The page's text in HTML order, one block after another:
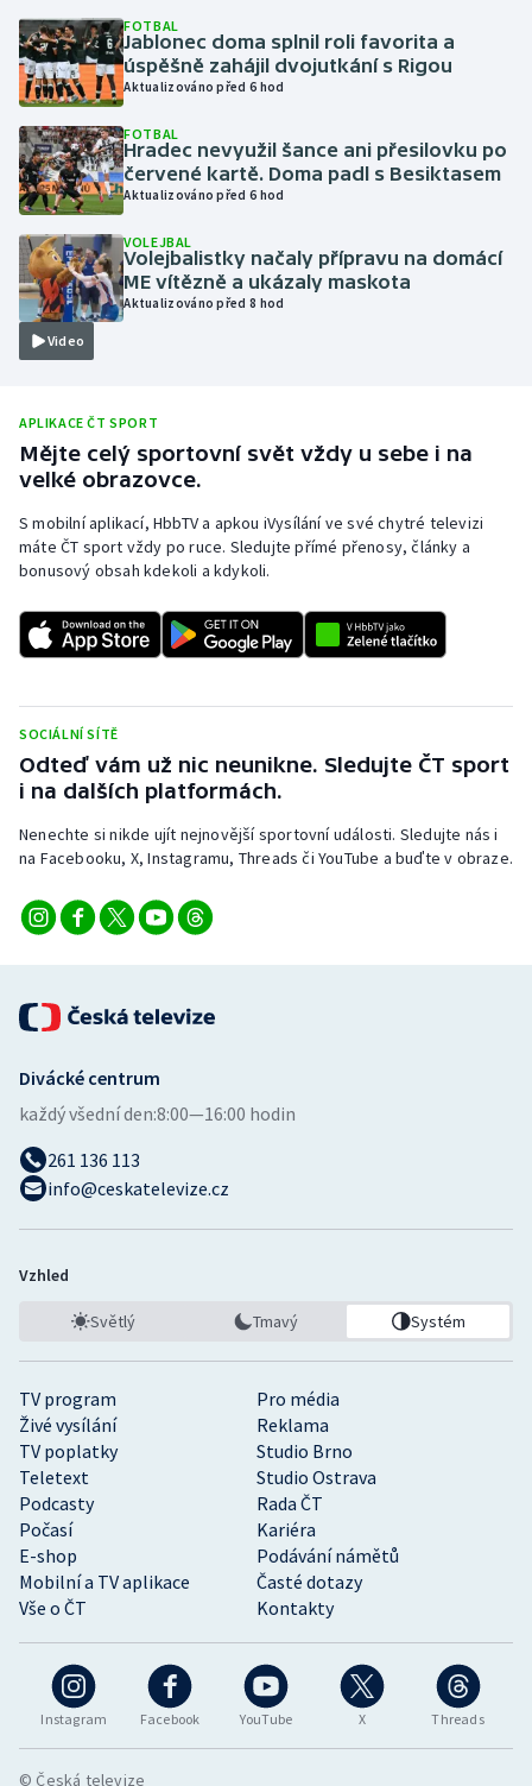
Lyže a snowboard
Moderní pětiboj
Motorsport
Parasport
Plavání
Ragby
Rychlobruslení
Rychlostní kanoistika
Short track
Stolní tenis
Triatlon
Veslování
Vodní slalom
Volejbal
Ostatní
FOTBAL
Jablonec doma splnil roli favorita a
úspěšně zahájil dvojutkání s Rigou
Aktualizováno před 6 hod
FOTBAL
Hradec nevyužil šance ani přesilovku po
červené kartě. Doma padl s Besiktasem
Aktualizováno před 6 hod
Video
VOLEJBAL
Volejbalistky načaly přípravu na domácí
ME vítězně a ukázaly maskota
Aktualizováno před 8 hod
APLIKACE ČT SPORT
Mějte celý sportovní svět vždy u sebe i na
velké obrazovce.
S mobilní aplikací, HbbTV a apkou iVysílání ve své chytré televizi
máte ČT sport vždy po ruce. Sledujte přímé přenosy, články a
bonusový obsah kdekoli a kdykoli.
SOCIÁLNÍ SÍTĚ
Odteď vám už nic neunikne. Sledujte ČT sport
i na dalších platformách.
Nenechte si nikde ujít nejnovější sportovní události. Sledujte nás i
na Facebooku, X, Instagramu, Threads či YouTube a buďte v obraze.
Instagram Facebook YouTube X Threads
TV program
Pro média
Živé vysílání
Reklama
TV poplatky
Studio Brno
Teletext
Studio Ostrava
Podcasty
Rada ČT
Počasí
Kariéra
E-shop
Podávání námětů
Mobilní a TV aplikace
Časté dotazy
Vše o ČT
Kontakty
Divácké centrum
každý všední den:8:00—16:00 hodin
261 136 113
info@ceskatelevize.cz
Vzhled
Světlý Tmavý Systém
© Česká televize